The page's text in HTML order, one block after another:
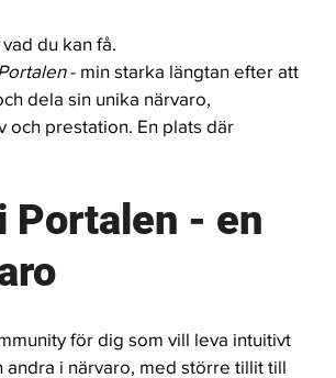
du kan få.
Portalen - min starka längtan efter att
dela sin unika närvaro,
och prestation. En plats där
Portalen - en
för dig som vill leva intuitivt
i närvaro, med större tillit till